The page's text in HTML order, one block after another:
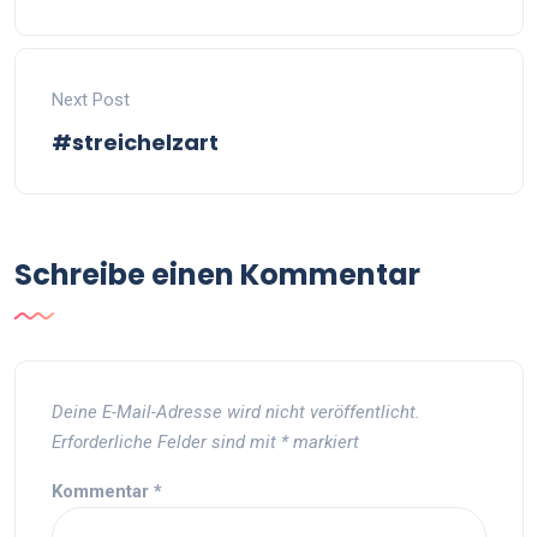
Next Post
#streichelzart
Schreibe einen Kommentar
Deine E-Mail-Adresse wird nicht veröffentlicht.
Erforderliche Felder sind mit *markiert
Kommentar *